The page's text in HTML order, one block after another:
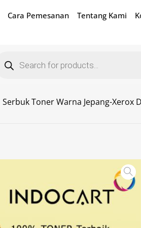
Cara Pemesanan Tentang Kami
Serbuk Toner Warna Jepang-Xerox